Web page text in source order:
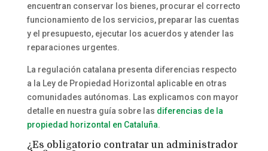
encuentran conservar los bienes, procurar el correcto
funcionamiento de los servicios, preparar las cuentas
y el presupuesto, ejecutar los acuerdos y atender las
reparaciones urgentes.
La regulación catalana presenta diferencias respecto
a la Ley de Propiedad Horizontal aplicable en otras
comunidades autónomas. Las explicamos con mayor
detalle en nuestra guía sobre las diferencias de la
propiedad horizontal en Cataluña.
¿Es obligatorio contratar un administrador